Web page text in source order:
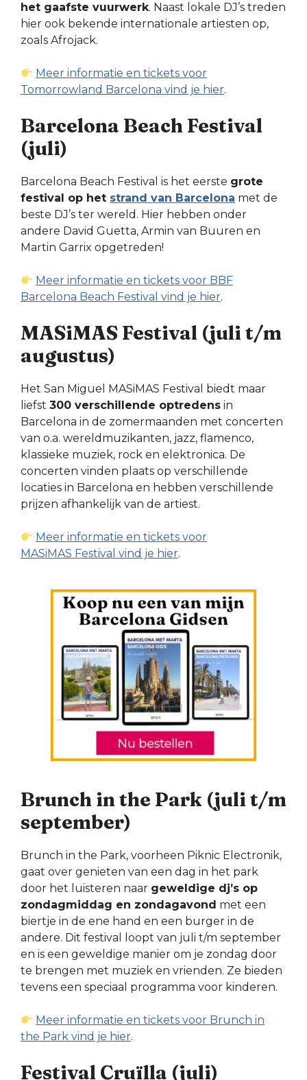
het gaafste vuurwerk. Naast lokale DJ’s treden
hier ook bekende internationale artiesten op,
zoals Afrojack.
Meer informatie en tickets voor
Tomorrowland Barcelona vind je hier.
Barcelona Beach Festival
(juli)
Barcelona Beach Festival is het eerste grote
festival op het strand van Barcelona met de
beste DJ’s ter wereld. Hier hebben onder
andere David Guetta, Armin van Buuren en
Martin Garrix opgetreden!
Meer informatie en tickets voor BBF
Barcelona Beach Festival vind je hier.
MASiMAS Festival (juli t/m
augustus)
Het San Miguel MASiMAS Festival biedt maar
liefst 300 verschillende optredens in
Barcelona in de zomermaanden met concerten
van o.a. wereldmuzikanten, jazz, flamenco,
klassieke muziek, rock en elektronica. De
concerten vinden plaats op verschillende
locaties in Barcelona en hebben verschillende
prijzen afhankelijk van de artiest.
Meer informatie en tickets voor
MASiMAS Festival vind je hier.
Brunch in the Park (juli t/m
september)
Brunch in the Park, voorheen Piknic Electronik,
gaat over genieten van een dag in het park
door het luisteren naar geweldige dj’s op
zondagmiddag en zondagavond met een
biertje in de ene hand en een burger in de
andere. Dit festival loopt van juli t/m september
en is een geweldige manier om je zondag door
te brengen met muziek en vrienden. Ze bieden
tevens een speciaal programma voor kinderen.
Meer informatie en tickets voor Brunch in
the Park vind je hier.
Festival Cruïlla (juli)